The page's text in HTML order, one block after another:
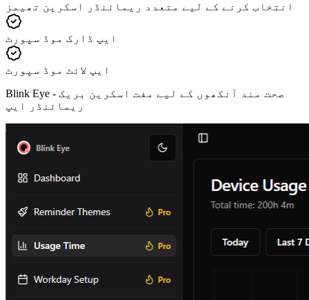
انتخاب کرنے کے لیے متعدد ریمائنڈر اسکرین تھیمز
ایپ ڈارک موڈ سپورٹ
ایپ لائٹ موڈ سپورٹ
Blink Eye - صحت مند آنکھوں کے لیے مفت اسکرین بریک
ریمائنڈر ایپ